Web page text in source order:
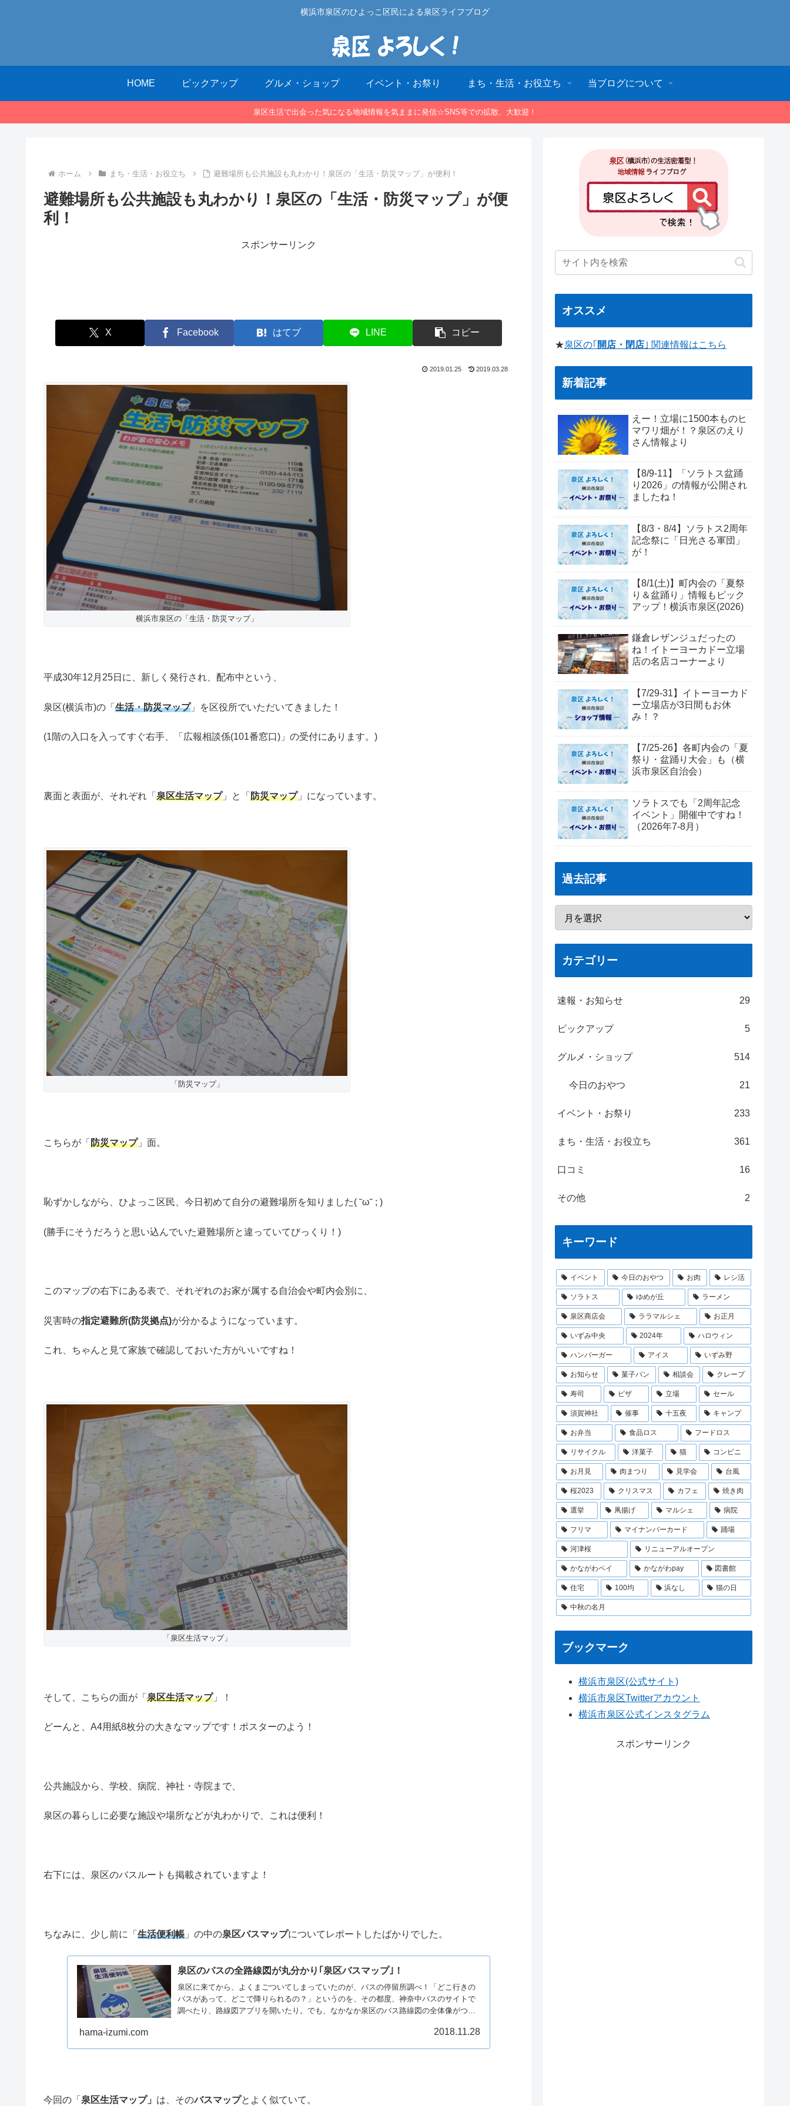
横浜市泉区のひよっこ区民による泉区ライフブログ
HOME ピックアップ グルメ・ショップ イベント・お祭り まち・生活・お役立ち 当ブログについて
泉区生活で出会った気になる地域情報を気ままに発信☆SNS等での拡散、大歓迎！
ホーム まち・生活・お役立ち 避難場所も公共施設も丸わかり！泉区の「生活・防災マップ」が便利！
避難場所も公共施設も丸わかり！泉区の「生活・防災マップ」が便
利！
スポンサーリンク
X Facebook はてブ LINE コピー
2019.01.25 2019.03.28
横浜市泉区の「生活・防災マップ」
平成30年12月25日に、新しく発行され、配布中という、
泉区(横浜市)の「 生活・防災マップ」を区役所でいただいてきました！
(1階の入口を入ってすぐ右手、「広報相談係(101番窓口)」の受付にあります。)
裏面と表面が、それぞれ「 泉区生活マップ」と「 防災マップ」になっています。
「防災マップ」
こちらが「 防災マップ」面。
恥ずかしながら、ひよっこ区民、今日初めて自分の避難場所を知りました( ˘ω˘ ; )
(勝手にそうだろうと思い込んでいた避難場所と違っていてびっくり！)
このマップの右下にある表で、それぞれのお家が属する自治会や町内会別に、
災害時の指定避難所(防災拠点)が分かるようになっています。
これ、ちゃんと見て家族で確認しておいた方がいいですね！
「泉区生活マップ」
そして、こちらの面が「 泉区生活マップ」！
どーんと、A4用紙8枚分の大きなマップです！ポスターのよう！
公共施設から、学校、病院、神社・寺院まで、
泉区の暮らしに必要な施設や場所などが丸わかりで、これは便利！
右下には、泉区のバスルートも掲載されていますよ！
ちなみに、少し前に「 生活便利帳 」の中の泉区バスマップについてレポートしたばかりでした。
泉区のバスの全路線図が丸分かり｢泉区バスマップ｣！
泉区に来てから、よくまごついてしまっていたのが、バスの停留所調べ！「どこ行きの
バスがあって、どこで降りられるの？」というのを、その都度、神奈中バスのサイトで
調べたり、路線図アプリを開いたり。でも、なかなか泉区のバス路線図の全体像がつか
hama-izumi.com 2018.11.28
今回の「 泉区生活マップ」 は、そのバスマップとよく似ていて。
オススメ
★泉区の｢ 開店・閉店 ｣ 関連情報はこちら
新着記事
えー！立場に1500本ものヒ
マワリ畑が！？泉区のえり
さん情報より
【8/9-11】「ソラトス盆踊
り2026」の情報が公開され
ましたね！
【8/3・8/4】ソラトス2周年
記念祭に「日光さる軍団」
が！
【8/1(土)】町内会の「夏祭
り＆盆踊り」情報もピック
アップ！横浜市泉区(2026)
鎌倉レザンジュだったの
ね！イトーヨーカドー立場
店の名店コーナーより
【7/29-31】イトーヨーカド
ー立場店が3日間もお休
み！？
【7/25-26】各町内会の「夏
祭り・盆踊り大会」も（横
浜市泉区自治会）
ソラトスでも「2周年記念
イベント」開催中ですね！
（2026年7-8月）
過去記事
カテゴリー
速報・お知らせ 29
ピックアップ 5
グルメ・ショップ 514
今日のおやつ 21
イベント・お祭り 233
まち・生活・お役立ち 361
口コミ 16
その他 2
キーワード
イベント 今日のおやつ お肉 レシ活
ソラトス ゆめが丘 ラーメン
泉区商店会 ララマルシェ お正月
いずみ中央 2024年 ハロウィン
ハンバーガー アイス いずみ野
お知らせ 菓子パン 相談会 クレープ
寿司 ピザ 立場 セール
須賀神社 催事 十五夜 キャンプ
お弁当 食品ロス フードロス
リサイクル 洋菓子 猫 コンビニ
お月見 肉まつり 見学会 台風
桜2023 クリスマス カフェ 焼き肉
選挙 凧揚げ マルシェ 病院
フリマ マイナンバーカード 踊場
河津桜 リニューアルオープン
かながわペイ かながわpay 図書館
住宅 100均 浜なし 猫の日
中秋の名月
ブックマーク
横浜市泉区(公式サイト)
横浜市泉区Twitterアカウント
横浜市泉区公式インスタグラム
スポンサーリンク